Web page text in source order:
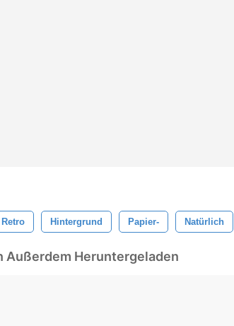
Retro Hintergrund Papier- Natürlich
Außerdem Heruntergeladen